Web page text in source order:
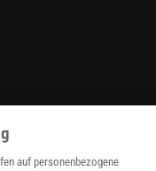
auf personenbezogene